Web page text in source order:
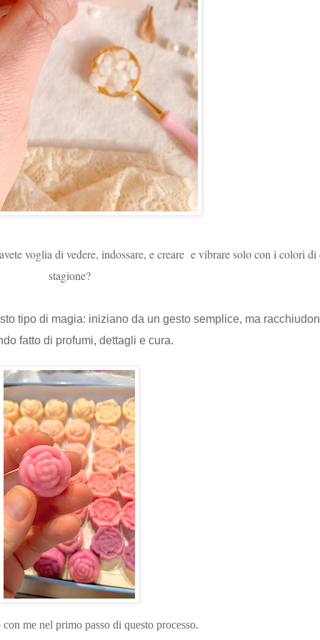
voglia di vedere, indossare, e creare e vibrare solo con i colori di
stagione?
tipo di magia: iniziano da un gesto semplice, ma
fatto di profumi, dettagli e cura.
me nel primo passo di questo processo.